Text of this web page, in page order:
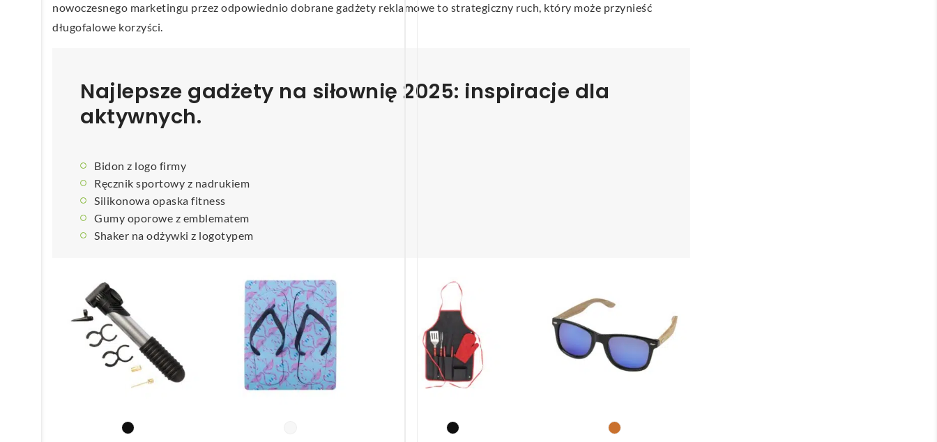
nowoczesnego marketingu przez odpowiednio dobrane gadżety reklamowe to strategiczny ruch, który może przynieść
długofalowe korzyści.
Najlepsze gadżety na siłownię 2025: inspiracje dla
aktywnych.
Bidon z logo firmy
Ręcznik sportowy z nadrukiem
Silikonowa opaska fitness
Gumy oporowe z emblematem
Shaker na odżywki z logotypem